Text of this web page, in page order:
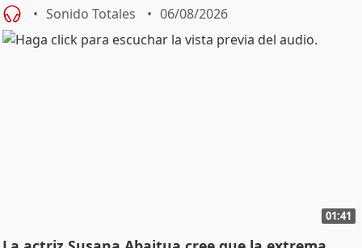
Sonido Totales 06/08/2026
01:41